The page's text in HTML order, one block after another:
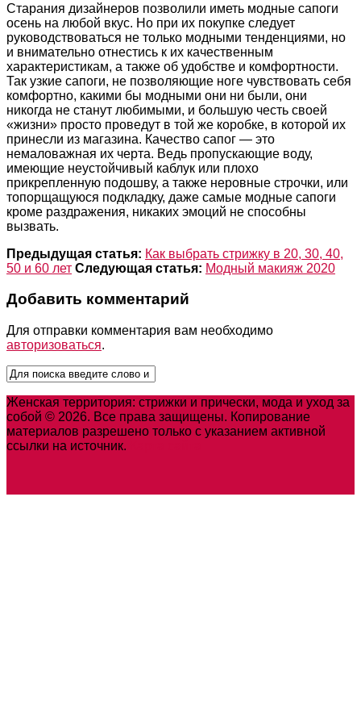
Старания дизайнеров позволили иметь модные сапоги
осень на любой вкус. Но при их покупке следует
руководствоваться не только модными тенденциями, но
и внимательно отнестись к их качественным
характеристикам, а также об удобстве и комфортности.
Так узкие сапоги, не позволяющие ноге чувствовать себя
комфортно, какими бы модными они ни были, они
никогда не станут любимыми, и большую честь своей
«жизни» просто проведут в той же коробке, в которой их
принесли из магазина. Качество сапог — это
немаловажная их черта. Ведь пропускающие воду,
имеющие неустойчивый каблук или плохо
прикрепленную подошву, а также неровные строчки, или
топорщащуюся подкладку, даже самые модные сапоги
кроме раздражения, никаких эмоций не способны
вызвать.
Предыдущая статья: Как выбрать стрижку в 20, 30, 40,
50 и 60 лет Следующая статья: Модный макияж 2020
Добавить комментарий
Для отправки комментария вам необходимо
авторизоваться.
Женская территория: стрижки и прически, мода и уход за
собой © 2026. Все права защищены. Копирование
материалов разрешено только с указанием активной
ссылки на источник.